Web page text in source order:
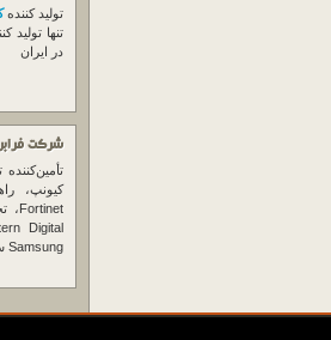
تولید کننده
تنها تولید
در ایران
شرکت
Samsung سری PM.